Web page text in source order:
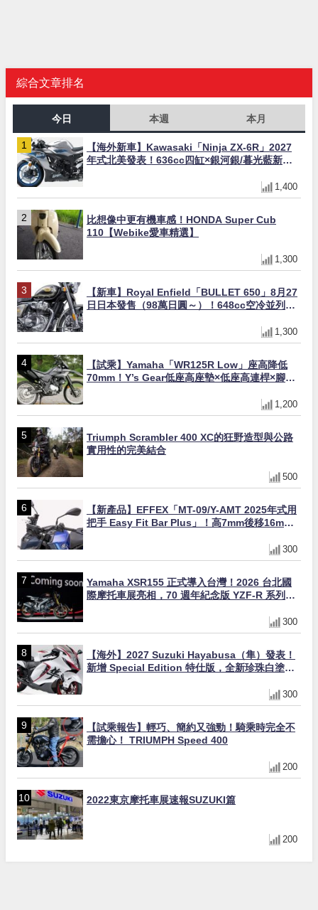
綜合文章排名
今日 本週 本月
【海外新車】Kawasaki「Ninja ZX-6R」2027
年式北美發表！636cc四缸×銀河銀/暮光藍新色
1,400
比想像中更有機車感！HONDA Super Cub
110【Webike愛車精選】
1,300
【新車】Royal Enfield「BULLET 650」8月27
日日本發售（98萬日圓～）！648cc空冷並列雙
1,300
【試乘】Yamaha「WR125R Low」座高降低
70mm！Y’s Gear低座高座墊×低座高連桿×腳踏
1,200
Triumph Scrambler 400 XC的狂野造型與公路
實用性的完美結合
500
【新產品】EFFEX「MT-09/Y-AMT 2025年式用
把手 Easy Fit Bar Plus」！高7mm後移16mm
300
Yamaha XSR155 正式導入台灣！2026 台北國
際摩托車展亮相，70 週年紀念版 YZF-R 系列限
300
【海外】2027 Suzuki Hayabusa（隼）發表！
新增 Special Edition 特仕版，全新珍珠白塗裝
300
【試乘報告】輕巧、簡約又強勁！騎乘時完全不
需擔心！ TRIUMPH Speed 400
200
2022東京摩托車展速報SUZUKI篇
200